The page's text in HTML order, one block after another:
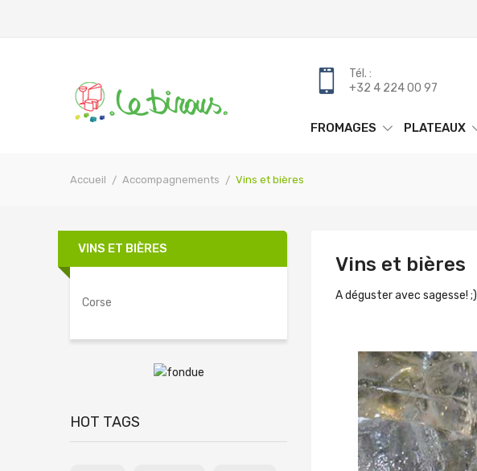
Tél. :
+32 4 224 00 97
FROMAGES PLATEAUX
Accueil Accompagnements Vins et bières
VINS ET BIÈRES
Corse
HOT TAGS
Vins et bières
A déguster avec sagesse! ;)